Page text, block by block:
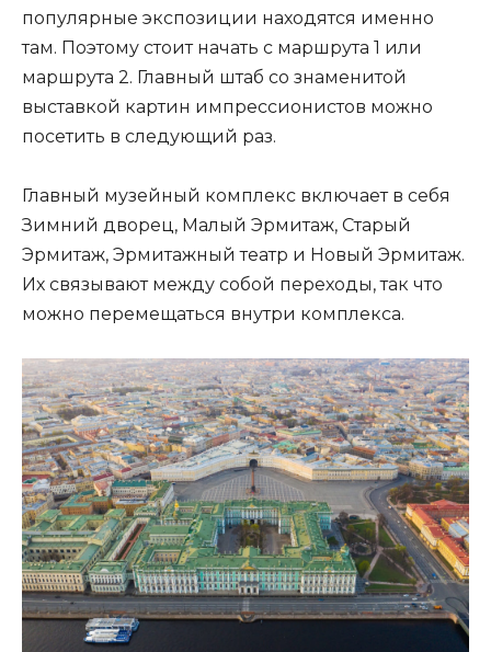
популярные экспозиции находятся именно
там. Поэтому стоит начать с маршрута 1 или
маршрута 2. Главный штаб со знаменитой
выставкой картин импрессионистов можно
посетить в следующий раз.
Главный музейный комплекс включает в себя
Зимний дворец, Малый Эрмитаж, Старый
Эрмитаж, Эрмитажный театр и Новый Эрмитаж.
Их связывают между собой переходы, так что
можно перемещаться внутри комплекса.